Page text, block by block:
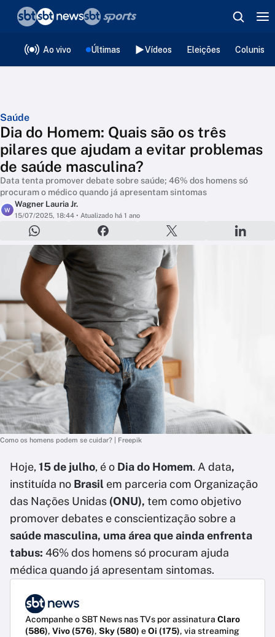
Ao vivo Últimas Vídeos Eleições
Saúde
Dia do Homem: Quais são os três
pilares que ajudam a evitar problemas
de saúde masculina?
Data tenta promover debate sobre saúde; 46% dos homens só
procuram o médico quando já apresentam sintomas
W
Wagner Lauria Jr.
15/07/2025, 18:44 • Atualizado há 1 ano
Como os homens podem se cuidar? | Freepik
Hoje, 15 de julho, é o Dia do Homem. A data,
instituída no Brasil em parceria com Organização
das Nações Unidas (ONU), tem como objetivo
promover debates e conscientização sobre a
saúde masculina, uma área que ainda enfrenta
tabus: 46% dos homens só procuram ajuda
médica quando já apresentam sintomas.
Acompanhe o SBT News nas TVs por assinatura Claro
(586), Vivo (576), Sky (580) eOi (175), via streaming
❮voltar
Editorias